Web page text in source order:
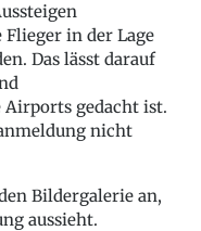
Flieger in der Lage
Das lässt darauf
gedacht ist.
nicht
Bildergalerie an,
aussieht.